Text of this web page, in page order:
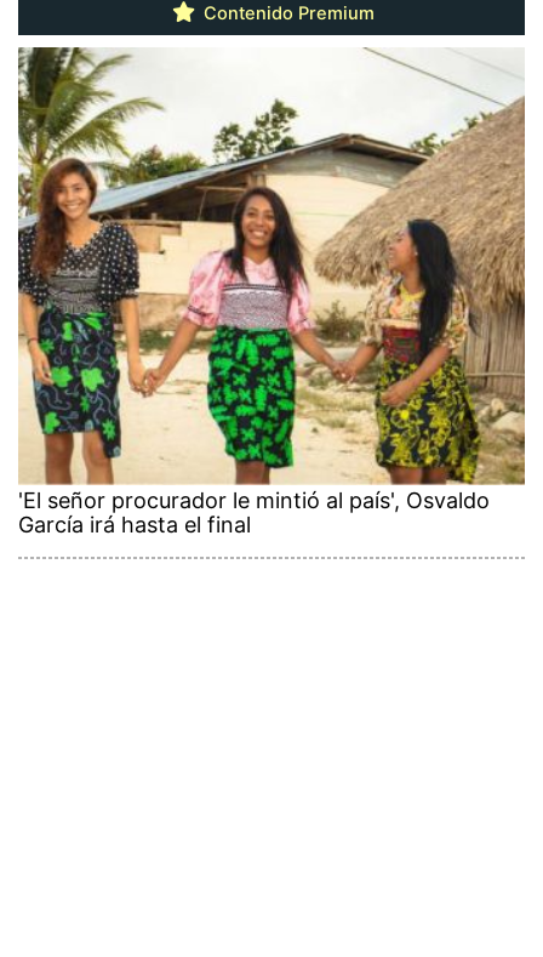
Contenido Premium
'El señor procurador le mintió al país', Osvaldo
García irá hasta el final